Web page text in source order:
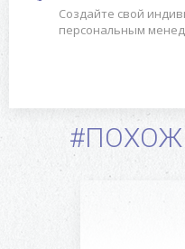
Создайте свой
персональным